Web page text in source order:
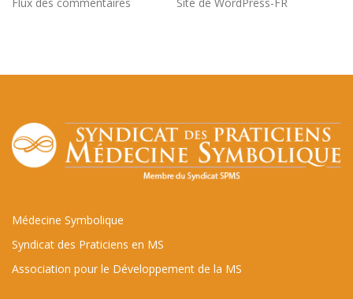
Médecine Symbolique
Syndicat des Praticiens en MS
Association pour le Développement de la MS